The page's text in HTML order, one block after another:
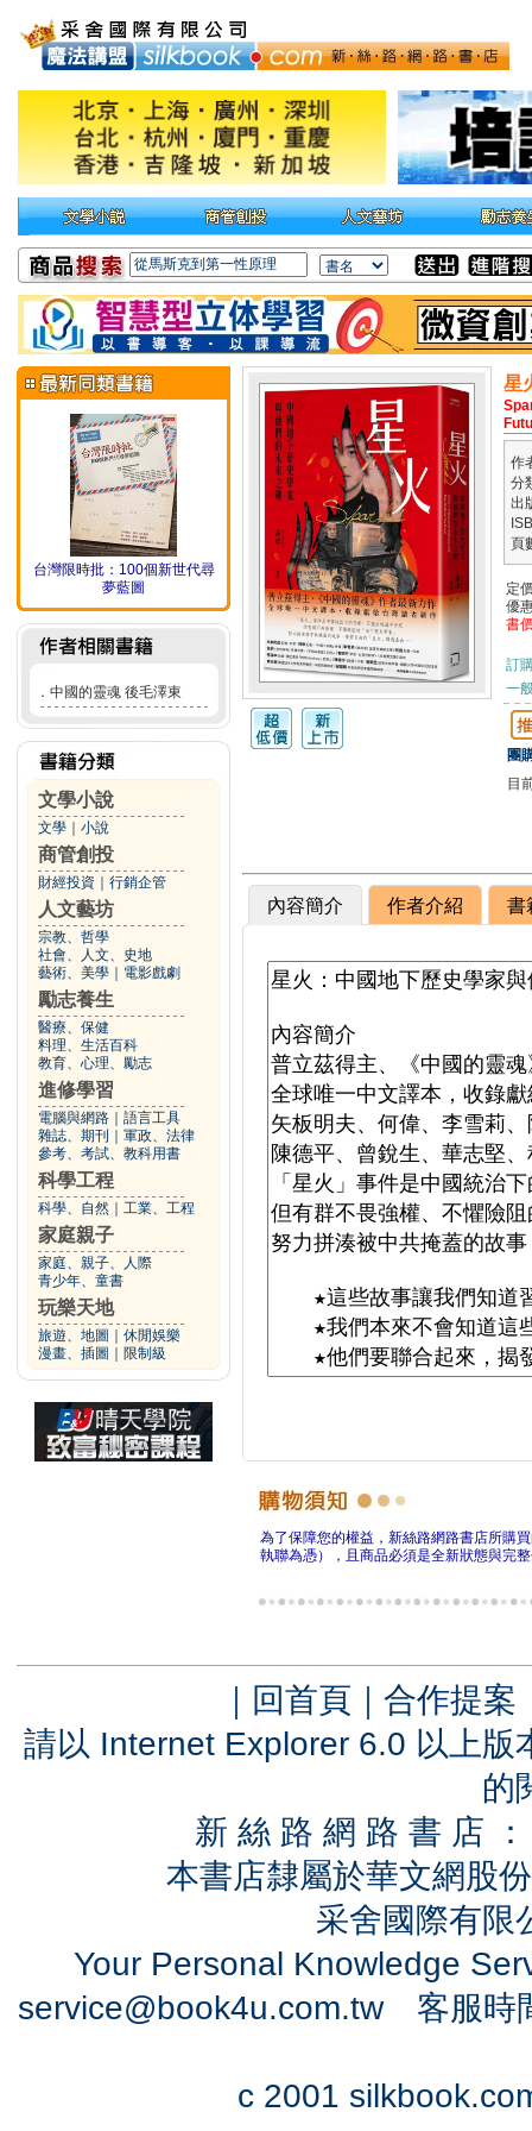
台灣限時批：100個新世代尋
夢藍圖
． 中國的靈魂 後毛澤東
文學小說
文學 小說
商管創投
財經投資 行銷企管
人文藝坊
宗教、哲學
社會、人文、史地
藝術、美學
電影戲劇
勵志養生
醫療、保健
料理、生活百科
教育、心理、勵志
進修學習
電腦與網路
語言工具
雜誌、期刊
軍政、法律
參考、考試、教科用書
科學工程
科學、自然 工業、工程
家庭親子
家庭、親子、人際
青少年、童書
玩樂天地
旅遊、地圖
休閒娛樂
漫畫、插圖
限制級
星
作
分
出
頁
定
優
書
訂
一
團
目
內容簡介 作者介紹 書
為了保障您的權益，新絲路網路書店所購
執聯為憑），且商品必須是全新狀態與完
｜ 回首頁 ｜ 合作提案
請以 Internet Explorer 6.0 以上
的
新 絲 路 網 路 書 店
本書店隸屬於華文網股
采舍國際有
Your Personal Knowledge
service@book4u.com.tw客服時
c 2001